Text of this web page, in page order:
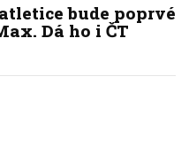
bude poprvé
Dá ho i ČT